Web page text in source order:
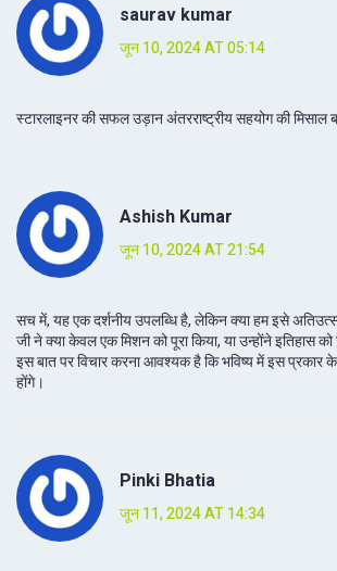
saurav kumar
जून 10, 2024 AT 05:14
स्टारलाइनर की सफल उड़ान अंतरराष्ट्रीय सहयोग की मिसाल
Ashish Kumar
जून 10, 2024 AT 21:54
सच में, यह एक दर्शनीय उपलब्धि है, लेकिन क्या हम इसे
जी ने क्या केवल एक मिशन को पूरा किया, या उन्होंने इतिहास को
इस बात पर विचार करना आवश्यक है कि भविष्य में इस प्रकार
होंगे।
Pinki Bhatia
जून 11, 2024 AT 14:34